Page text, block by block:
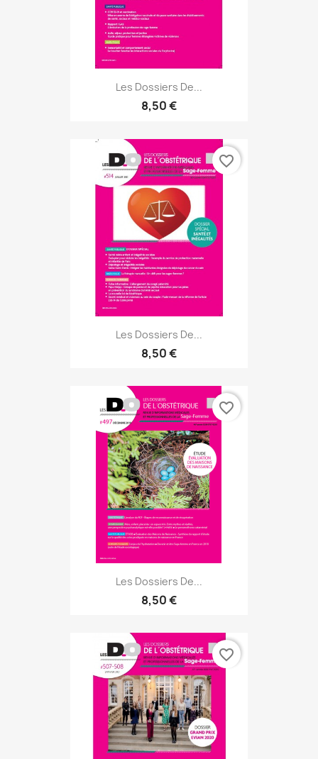
Les Dossiers De...
8,50 €
Les Dossiers De...
8,50 €
favorite_border
Les Dossiers De...
8,50 €
favorite_border
favorite_border